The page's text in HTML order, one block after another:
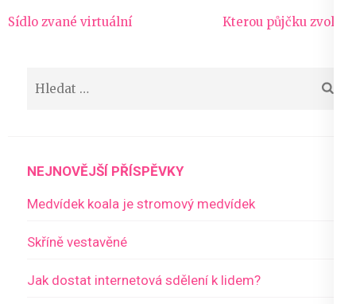
Navigace
Sídlo zvané virtuální Kterou půjčku zvolit?
NEJNOVĚJŠÍ PŘÍSPĚVKY
Medvídek koala je stromový medvídek
Skříně vestavěné
Jak dostat internetová sdělení k lidem?